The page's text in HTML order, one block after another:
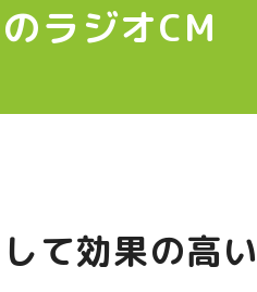
ラジオCM
て効果の高